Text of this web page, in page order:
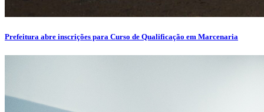
Prefeitura abre inscrições para Curso de Qualificação em Marcenaria